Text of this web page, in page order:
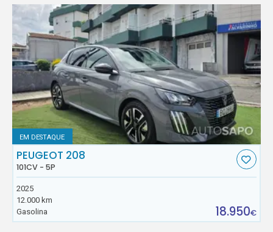
EM DESTAQUE
PEUGEOT 208
101CV - 5P
2025
12.000 km
Gasolina
18.950€